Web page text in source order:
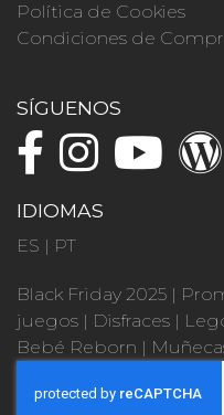
Política de Cookies
Condiciones de
SÍGUENOS
IDIOMAS
ES | PT
Black Friday 2025 |
juegos | Disfraces |
Bebé Reborn |